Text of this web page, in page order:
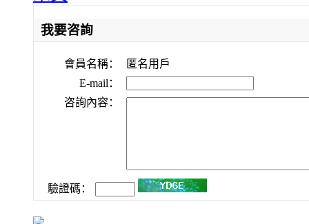
我要咨詢
會員名稱：
匿名用戶
E-mail：
咨詢內容：
驗證碼：